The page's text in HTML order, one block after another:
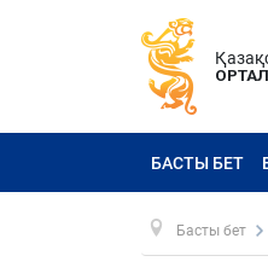
БАСТЫ БЕТ
Басты бет